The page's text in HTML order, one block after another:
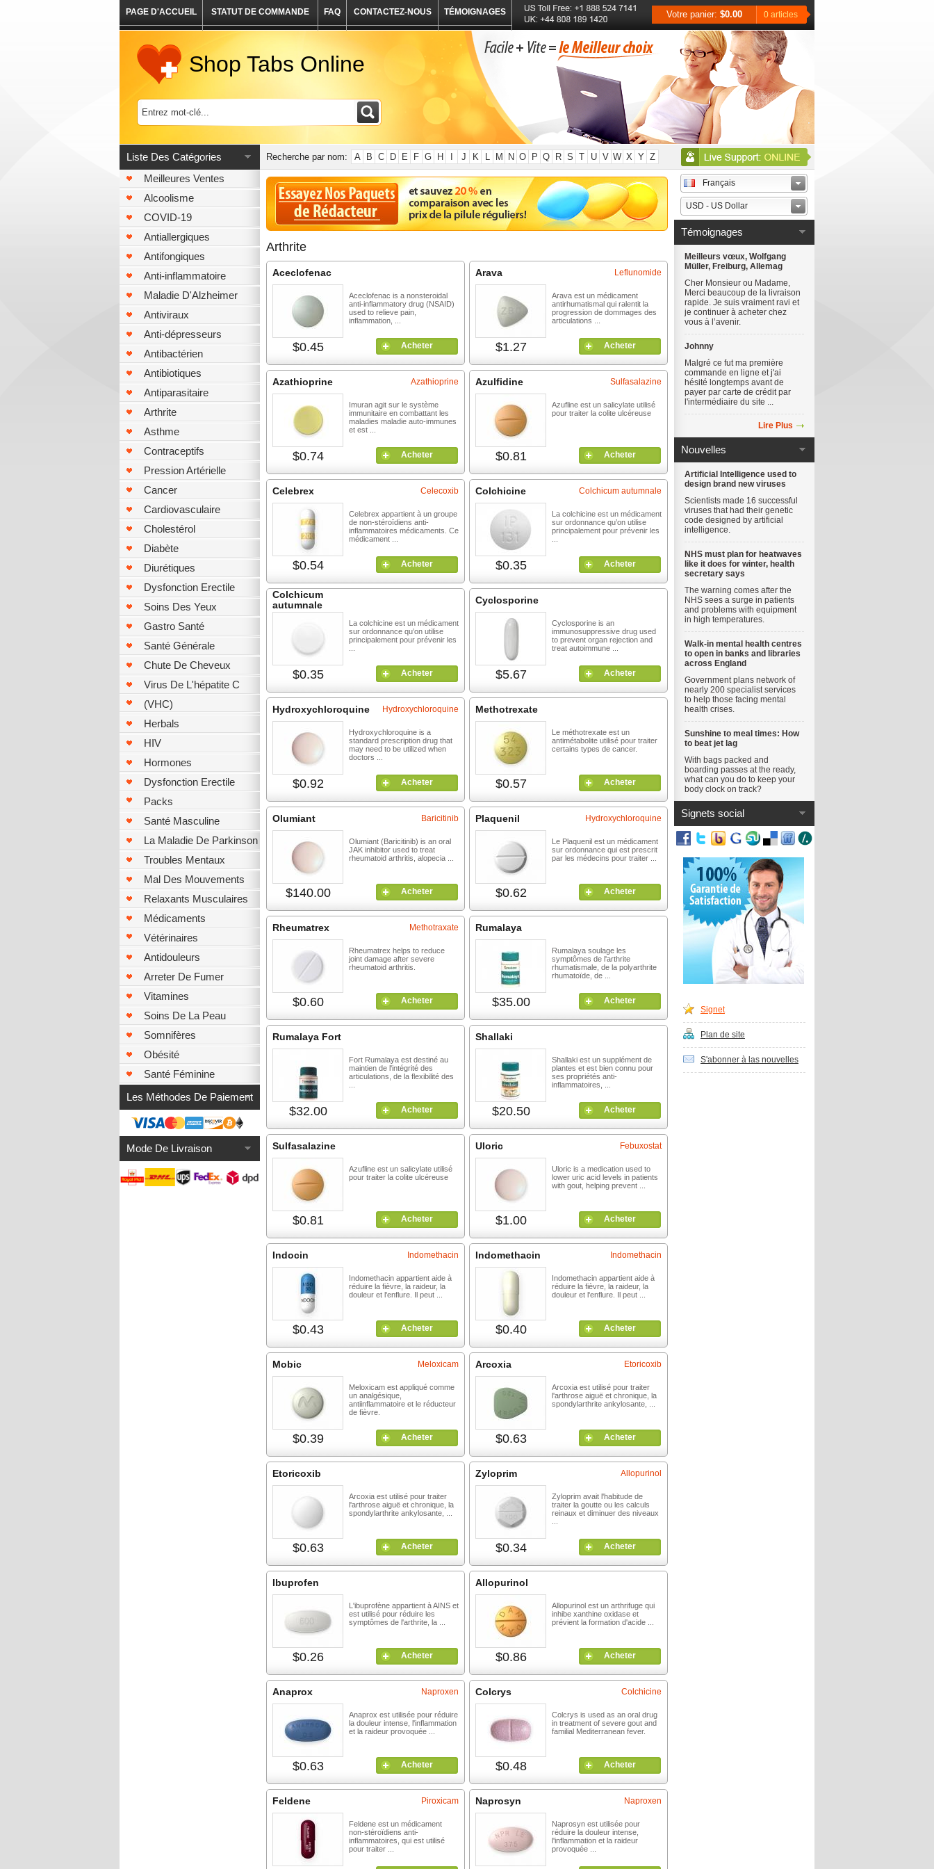
PAGE D'ACCUEIL STATUT DE COMMANDE FAQ CONTACTEZ-NOUS TÉMOIGNAGES Votre panier: $0.00 0 articles
Shop Tabs Online
Liste Des Catégories
Meilleures Ventes
Alcoolisme
COVID-19
Antiallergiques
Antifongiques
Anti-inflammatoire
Maladie D'Alzheimer
Antiviraux
Anti-dépresseurs
Antibactérien
Antibiotiques
Antiparasitaire
Arthrite
Asthme
Contraceptifs
Pression Artérielle
Cancer
Cardiovasculaire
Cholestérol
Diabète
Diurétiques
Dysfonction Erectile
Soins Des Yeux
Gastro Santé
Santé Générale
Chute De Cheveux
Virus De L'hépatite C
(VHC)
Herbals
HIV
Hormones
Dysfonction Erectile
Packs
Santé Masculine
La Maladie De Parkinson
Troubles Mentaux
Mal Des Mouvements
Relaxants Musculaires
Médicaments
Vétérinaires
Antidouleurs
Arreter De Fumer
Vitamines
Soins De La Peau
Somnifères
Obésité
Santé Féminine
Les Méthodes De Paiement
Mode De Livraison
Recherche par nom: A B C D E F G H J K L M N O P Q R S T U V W X Y Z
Arthrite
Aceclofenac
$0.45
Aceclofenac is a nonsteroidal
anti-inflammatory drug (NSAID)
used to relieve pain,
inflammation, ...
Acheter
Arava
$1.27
Leflunomide
Arava est un médicament
antirhumatismal qui ralentit la
progression de dommages des
articulations ...
Acheter
Azathioprine
$0.74
Azathioprine
Imuran agit sur le système
immunitaire en combattant les
maladies maladie auto-immunes
et est ...
Acheter
Azulfidine
$0.81
Sulfasalazine
Azufline est un salicylate utilisé
pour traiter la colite ulcéreuse
Acheter
Celebrex
$0.54
Celecoxib
Celebrex appartient à un groupe
de non-stéroïdiens anti-
inflammatoires médicaments. Ce
médicament ...
Acheter
Colchicine
$0.35
Colchicum autumnale
La colchicine est un médicament
sur ordonnance qu’on utilise
principalement pour prévenir les
Acheter
Colchicum
autumnale
$0.35
La colchicine est un médicament
sur ordonnance qu’on utilise
principalement pour prévenir les
Acheter
Cyclosporine
$5.67
Cyclosporine is an
immunosuppressive drug used
to prevent organ rejection and
treat autoimmune ...
Acheter
Hydroxychloroquine
$0.92
Hydroxychloroquine
Hydroxychloroquine is a
standard prescription drug that
may need to be utilized when
doctors ...
Acheter
Methotrexate
$0.57
Le méthotrexate est un
antimétabolite utilisé pour traiter
certains types de cancer.
Acheter
Olumiant
$140.00
Baricitinib
Olumiant (Baricitinib) is an oral
JAK inhibitor used to treat
rheumatoid arthritis, alopecia ...
Acheter
Plaquenil
$0.62
Hydroxychloroquine
Le Plaquenil est un médicament
sur ordonnance qui est prescrit
par les médecins pour traiter ...
Acheter
Rheumatrex
$0.60
Methotraxate
Rheumatrex helps to reduce
joint damage after severe
rheumatoid arthritis.
Acheter
Rumalaya
$35.00
Rumalaya soulage les
symptômes de l'arthrite
rhumatismale, de la polyarthrite
rhumatoïde, de ...
Acheter
Rumalaya Fort
$32.00
Fort Rumalaya est destiné au
maintien de l'intégrité des
articulations, de la flexibilité des
Acheter
Shallaki
$20.50
Shallaki est un supplément de
plantes et est bien connu pour
ses propriétés anti-
inflammatoires, ...
Acheter
Sulfasalazine
$0.81
Azufline est un salicylate utilisé
pour traiter la colite ulcéreuse
Acheter
Uloric
$1.00
Febuxostat
Uloric is a medication used to
lower uric acid levels in patients
with gout, helping prevent ...
Acheter
Indocin
$0.43
Indomethacin
Indomethacin appartient aide à
réduire la fièvre, la raideur, la
douleur et l'enflure. Il peut ...
Acheter
Indomethacin
$0.40
Indomethacin
Indomethacin appartient aide à
réduire la fièvre, la raideur, la
douleur et l'enflure. Il peut ...
Acheter
Mobic
$0.39
Meloxicam
Meloxicam est appliqué comme
un analgésique,
antiinflammatoire et le réducteur
de fièvre.
Acheter
Arcoxia
$0.63
Etoricoxib
Arcoxia est utilisé pour traiter
l'arthrose aiguë et chronique, la
spondylarthrite ankylosante, ...
Acheter
Etoricoxib
$0.63
Arcoxia est utilisé pour traiter
l'arthrose aiguë et chronique, la
spondylarthrite ankylosante, ...
Acheter
Zyloprim
$0.34
Allopurinol
Zyloprim avait l'habitude de
traiter la goutte ou les calculs
reinaux et diminuer des niveaux
Acheter
Ibuprofen
$0.26
L'ibuprofène appartient à AINS et
est utilisé pour réduire les
symptômes de l'arthrite, la ...
Acheter
Allopurinol
$0.86
Allopurinol est un arthrifuge qui
inhibe xanthine oxidase et
prévient la formation d'acide ...
Acheter
Anaprox
$0.63
Naproxen
Anaprox est utilisée pour réduire
la douleur intense, l'inflammation
et la raideur provoquée ...
Acheter
Colcrys
$0.48
Colchicine
Colcrys is used as an oral drug
in treatment of severe gout and
familial Mediterranean fever.
Acheter
Feldene Piroxicam
Feldene est un médicament
non-stéroïdiens anti-
inflammatoires, qui est utilisé
pour traiter ...
Naprosyn Naproxen
Naprosyn est utilisée pour
réduire la douleur intense,
l'inflammation et la raideur
provoquée ...
Français
USD - US Dollar
Témoignages
Meilleurs vœux, Wolfgang
Müller, Freiburg, Allemag
Cher Monsieur ou Madame,
Merci beaucoup de la livraison
rapide. Je suis vraiment ravi et
je continuer à acheter chez
vous à l’avenir.
Johnny
Malgré ce fut ma première
commande en ligne et j'ai
hésité longtemps avant de
payer par carte de crédit par
l'intermédiaire du site ...
Lire Plus
Nouvelles
Artificial Intelligence used to
design brand new viruses
Scientists made 16 successful
viruses that had their genetic
code designed by artificial
intelligence.
NHS must plan for heatwaves
like it does for winter, health
secretary says
The warning comes after the
NHS sees a surge in patients
and problems with equipment
in high temperatures.
Walk-in mental health centres
to open in banks and libraries
across England
Government plans network of
nearly 200 specialist services
to help those facing mental
health crises.
Sunshine to meal times: How
to beat jet lag
With bags packed and
boarding passes at the ready,
what can you do to keep your
body clock on track?
Signets social
Signet
Plan de site
S'abonner à las nouvelles